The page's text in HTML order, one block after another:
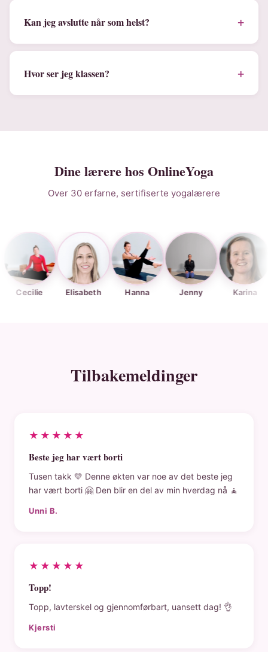
Kan jeg avslutte når som helst? +
Hvor ser jeg klassen? +
Dine lærere hos OnlineYoga
Over 30 erfarne, sertifiserte yogalærere
Elisabeth Hanna Jenny Karina
Tilbakemeldinger
★★★★★
Beste jeg har vært borti
Tusen takk 💛 Denne økten var noe av det beste jeg
har vært borti 🤗 Den blir en del av min hverdag nå 🧘
Unni B.
★★★★★
Topp!
Topp, lavterskel og gjennomførbart, uansett dag! 👌
Kjersti